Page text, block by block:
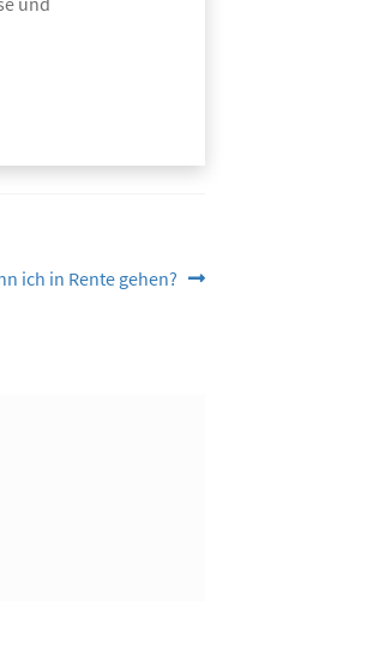
ich in Rente gehen?